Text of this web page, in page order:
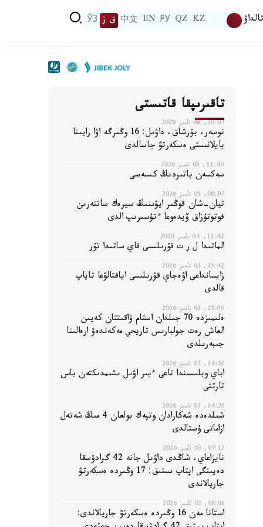
تالداۋ KZ
QZ
РУ
EN
中文 ق ز ЎЗ
تاقىرىپقا قاتىستى
10:07, 06 تامىز 2026
نوسەر، بۇرشاق، داۋىل: 16 وڭىرگە اۋا رايىنا
بايلانىستى ەسكەرتۋ جاسالدى
11:40, 05 تامىز 2026
سەكسەن باتىردىڭ كىسەسى
09:07, 05 تامىز 2026
تيان-شان قوڭىر ايۋىنىڭ سيرەك ساتتەرىن
فوتوتۇزاق ۆيدەوعا ءتۇسىرىپ الدى
11:42, 04 تامىز 2026
الماتىدا ل ر ت قۇرىلىسى قاي ساتىدا تۇر
15:42, 03 تامىز 2026
زايسانداعى اۋەجاي قۇرىلىسى اياقتالۋعا تاياپ
قالدى
15:06, 03 تامىز 2026
ەلىمىزدە 70 جىلدان استام ۋاقىتتان كەيىن
العاش رەت جولبارىس تاريحي مەكەندەۋ ارەالىنا
جىبەرىلدى
14:52, 03 تامىز 2026
اباي وبلىسىندا تاعى ءبىر اۋىل ىشىمدىكتەن باس
تارتتى
14:23, 03 تامىز 2026
شىلدەدە شەكارادان وتپەك بولعان 4 مىڭ شەتەل
ازاماتى ۇستالدى
07:12, 03 تامىز 2026
نايزاعاي، شاڭدى داۋىل جانە 42 گرادۋسقا
دەيىنگى اپتاپ ىستىق: 17 وڭىردە ەسكەرتۋ
جاريالاندى
08:05, 02 تامىز 2026
استانا مەن 16 وڭىردە ەسكەرتۋ جاريالاندى: